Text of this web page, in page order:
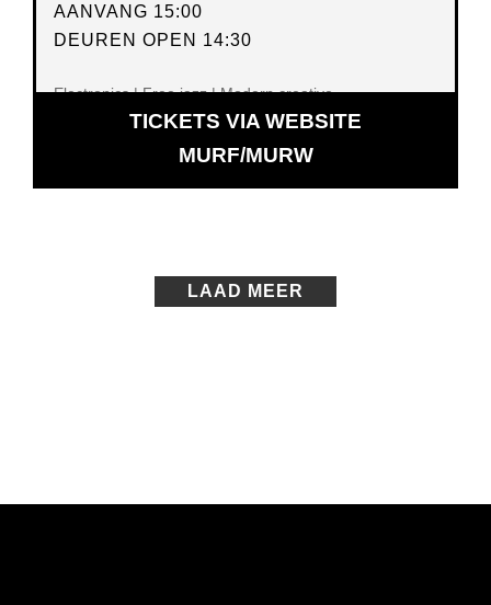
AANVANG 15:00
DEUREN OPEN 14:30
Electronics | Free jazz | Modern creative
TICKETS VIA WEBSITE
MURF/MURWOPENT
IN
LAAD MEER